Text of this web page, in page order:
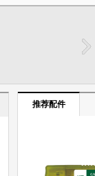
推荐配件